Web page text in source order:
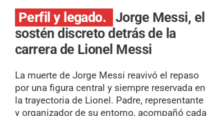
Perfil y legado. Jorge Messi, el
sostén discreto detrás de la
carrera de Lionel Messi
La muerte de Jorge Messi reavivó el repaso
por una figura central y siempre reservada en
la trayectoria de Lionel. Padre, representante
y organizador de su entorno, acompañó cada